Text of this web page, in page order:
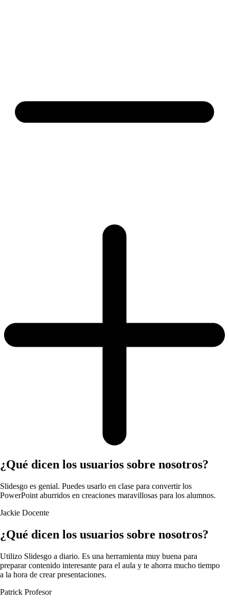
¿Qué dicen los usuarios sobre nosotros?
Slidesgo es genial. Puedes usarlo en clase para convertir los
PowerPoint aburridos en creaciones maravillosas para los alumnos.
Jackie Docente
¿Qué dicen los usuarios sobre nosotros?
Utilizo Slidesgo a diario. Es una herramienta muy buena para
preparar contenido interesante para el aula y te ahorra mucho tiempo
a la hora de crear presentaciones.
Patrick Profesor